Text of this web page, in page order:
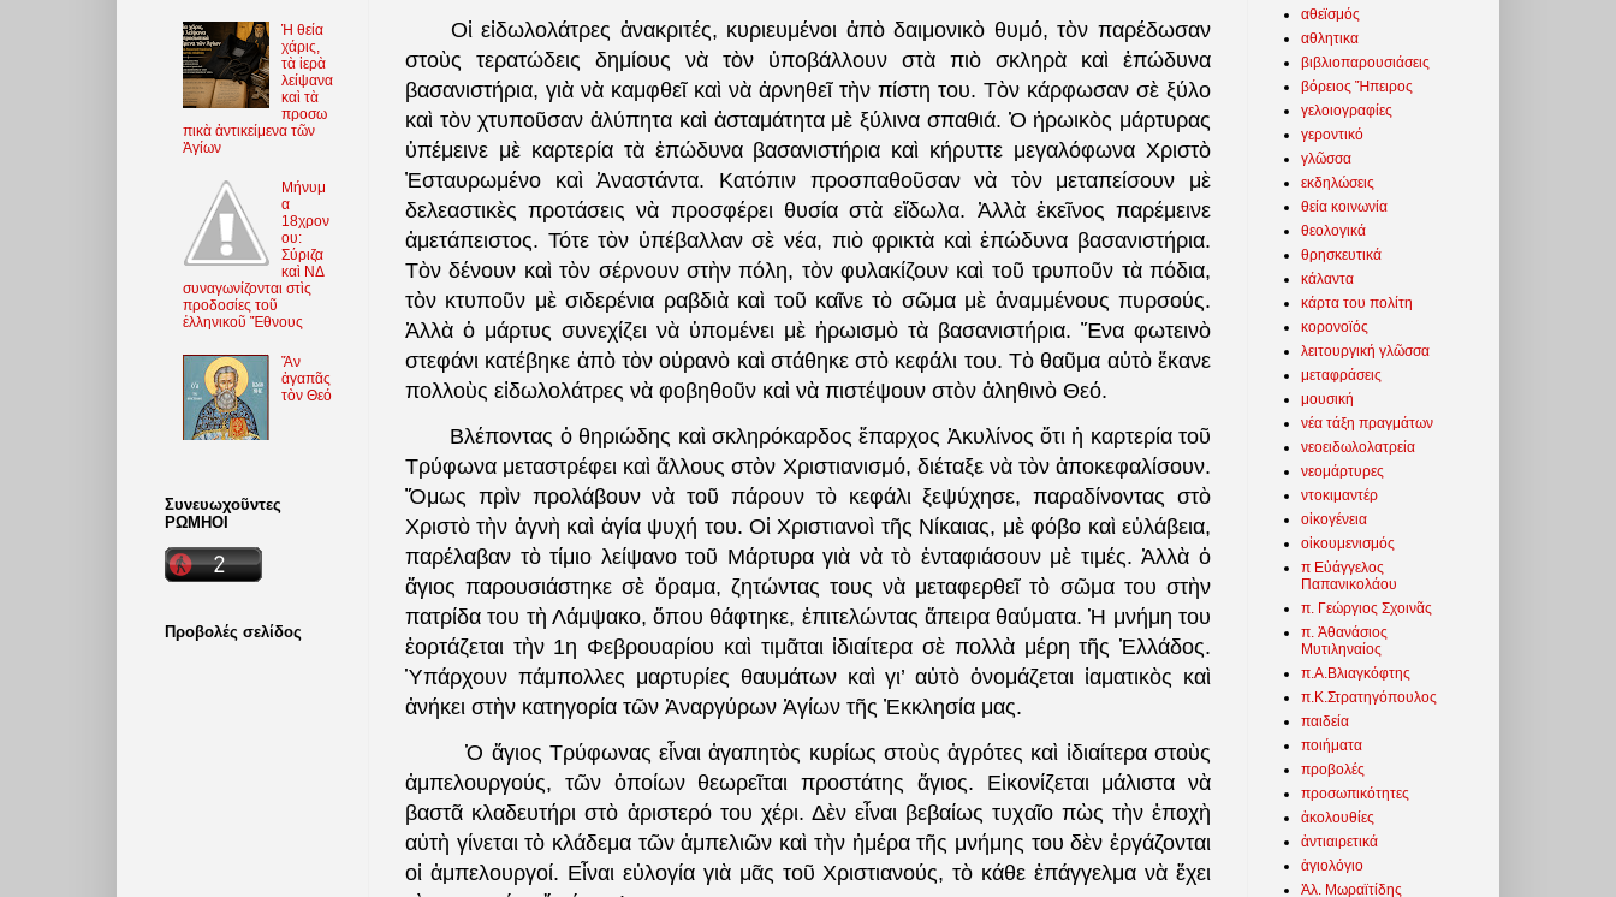
Οἱ εἰδωλολάτρες ἀνακριτές, κυριευμένοι ἀπὸ δαιμονικὸ θυμό, τὸν παρέδωσαν
στοὺς τερατώδεις δημίους νὰ τὸν ὑποβάλλουν στὰ πιὸ σκληρὰ καὶ ἐπώδυνα
βασανιστήρια, γιὰ νὰ καμφθεῖ καὶ νὰ ἀρνηθεῖ τὴν πίστη του. Τὸν κάρφωσαν σὲ ξύλο
καὶ τὸν χτυποῦσαν ἀλύπητα καὶ ἀσταμάτητα μὲ ξύλινα σπαθιά. Ὁ ἡρωικὸς μάρτυρας
ὑπέμεινε μὲ καρτερία τὰ ἐπώδυνα βασανιστήρια καὶ κήρυττε μεγαλόφωνα Χριστὸ
Ἐσταυρωμένο καὶ Ἀναστάντα. Κατόπιν προσπαθοῦσαν νὰ τὸν μεταπείσουν μὲ
δελεαστικὲς προτάσεις νὰ προσφέρει θυσία στὰ εἴδωλα. Ἀλλὰ ἐκεῖνος παρέμεινε
ἀμετάπειστος. Τότε τὸν ὑπέβαλλαν σὲ νέα, πιὸ φρικτὰ καὶ ἐπώδυνα βασανιστήρια.
Τὸν δένουν καὶ τὸν σέρνουν στὴν πόλη, τὸν φυλακίζουν καὶ τοῦ τρυποῦν τὰ πόδια,
τὸν κτυποῦν μὲ σιδερένια ραβδιὰ καὶ τοῦ καῖνε τὸ σῶμα μὲ ἀναμμένους πυρσούς.
Ἀλλὰ ὁ μάρτυς συνεχίζει νὰ ὑπομένει μὲ ἡρωισμὸ τὰ βασανιστήρια. Ἕνα φωτεινὸ
στεφάνι κατέβηκε ἀπὸ τὸν οὐρανὸ καὶ στάθηκε στὸ κεφάλι του. Τὸ θαῦμα αὐτὸ ἔκανε
πολλοὺς εἰδωλολάτρες νὰ φοβηθοῦν καὶ νὰ πιστέψουν στὸν ἀληθινὸ Θεό.
Βλέποντας ὁ θηριώδης καὶ σκληρόκαρδος ἔπαρχος Ἀκυλίνος ὅτι ἡ καρτερία τοῦ
Τρύφωνα μεταστρέφει καὶ ἄλλους στὸν Χριστιανισμό, διέταξε νὰ τὸν ἀποκεφαλίσουν.
Ὅμως πρὶν προλάβουν νὰ τοῦ πάρουν τὸ κεφάλι ξεψύχησε, παραδίνοντας στὸ
Χριστὸ τὴν ἁγνὴ καὶ ἁγία ψυχή του. Οἱ Χριστιανοὶ τῆς Νίκαιας, μὲ φόβο καὶ εὐλάβεια,
παρέλαβαν τὸ τίμιο λείψανο τοῦ Μάρτυρα γιὰ νὰ τὸ ἐνταφιάσουν μὲ τιμές. Ἀλλὰ ὁ
ἅγιος παρουσιάστηκε σὲ ὅραμα, ζητώντας τους νὰ μεταφερθεῖ τὸ σῶμα του στὴν
πατρίδα του τὴ Λάμψακο, ὅπου θάφτηκε, ἐπιτελώντας ἄπειρα θαύματα. Ἡ μνήμη του
ἑορτάζεται τὴν 1η Φεβρουαρίου καὶ τιμᾶται ἰδιαίτερα σὲ πολλὰ μέρη τῆς Ἑλλάδος.
Ὑπάρχουν πάμπολλες μαρτυρίες θαυμάτων καὶ γι’ αὐτὸ ὀνομάζεται ἰαματικὸς καὶ
ἀνήκει στὴν κατηγορία τῶν Ἀναργύρων Ἁγίων τῆς Ἐκκλησία μας.
Ὁ ἅγιος Τρύφωνας εἶναι ἀγαπητὸς κυρίως στοὺς ἀγρότες καὶ ἰδιαίτερα στοὺς
ἀμπελουργούς, τῶν ὁποίων θεωρεῖται προστάτης ἅγιος. Εἰκονίζεται μάλιστα νὰ
βαστᾶ κλαδευτήρι στὸ ἀριστερό του χέρι. Δὲν εἶναι βεβαίως τυχαῖο πὼς τὴν ἐποχὴ
αὐτὴ γίνεται τὸ κλάδεμα τῶν ἀμπελιῶν καὶ τὴν ἡμέρα τῆς μνήμης του δὲν ἐργάζονται
οἱ ἀμπελουργοί. Εἶναι εὐλογία γιὰ μᾶς τοῦ Χριστιανούς, τὸ κάθε ἐπάγγελμα νὰ ἔχει
Ἡ θεία
χάρις,
τὰ ἱερὰ
λείψανα
καὶ τὰ
προσω
πικὰ ἀντικείμενα τῶν
Ἁγίων
Μήνυμ
α
18χρον
ου:
Σύριζα
καὶ ΝΔ
συναγωνίζονται στὶς
προδοσίες τοῦ
ἑλληνικοῦ Ἔθνους
Ἄν
ἀγαπᾶς
τὸν Θεό
Συνευωχοῦντες
ΡΩΜΗΟΙ
Προβολές σελίδος
αθεϊσμός
αθλητικα
βιβλιοπαρουσιάσεις
βόρειος Ἤπειρος
γελοιογραφίες
γεροντικό
γλῶσσα
εκδηλώσεις
θεία κοινωνία
θεολογικά
θρησκευτικά
κάλαντα
κάρτα του πολίτη
κορονοϊός
λειτουργική γλῶσσα
μεταφράσεις
μουσική
νέα τάξη πραγμάτων
νεοειδωλολατρεία
νεομάρτυρες
ντοκιμαντέρ
οἰκογένεια
οἰκουμενισμός
π Εὐάγγελος
Παπανικολάου
π. Γεώργιος Σχοινᾶς
π. Ἀθανάσιος
Μυτιληναίος
π.Α.Βλιαγκόφτης
π.Κ.Στρατηγόπουλος
παιδεία
ποιήματα
προβολές
προσωπικότητες
ἀκολουθίες
ἀντιαιρετικά
ἁγιολόγιο
Ἀλ. Μωραϊτίδης